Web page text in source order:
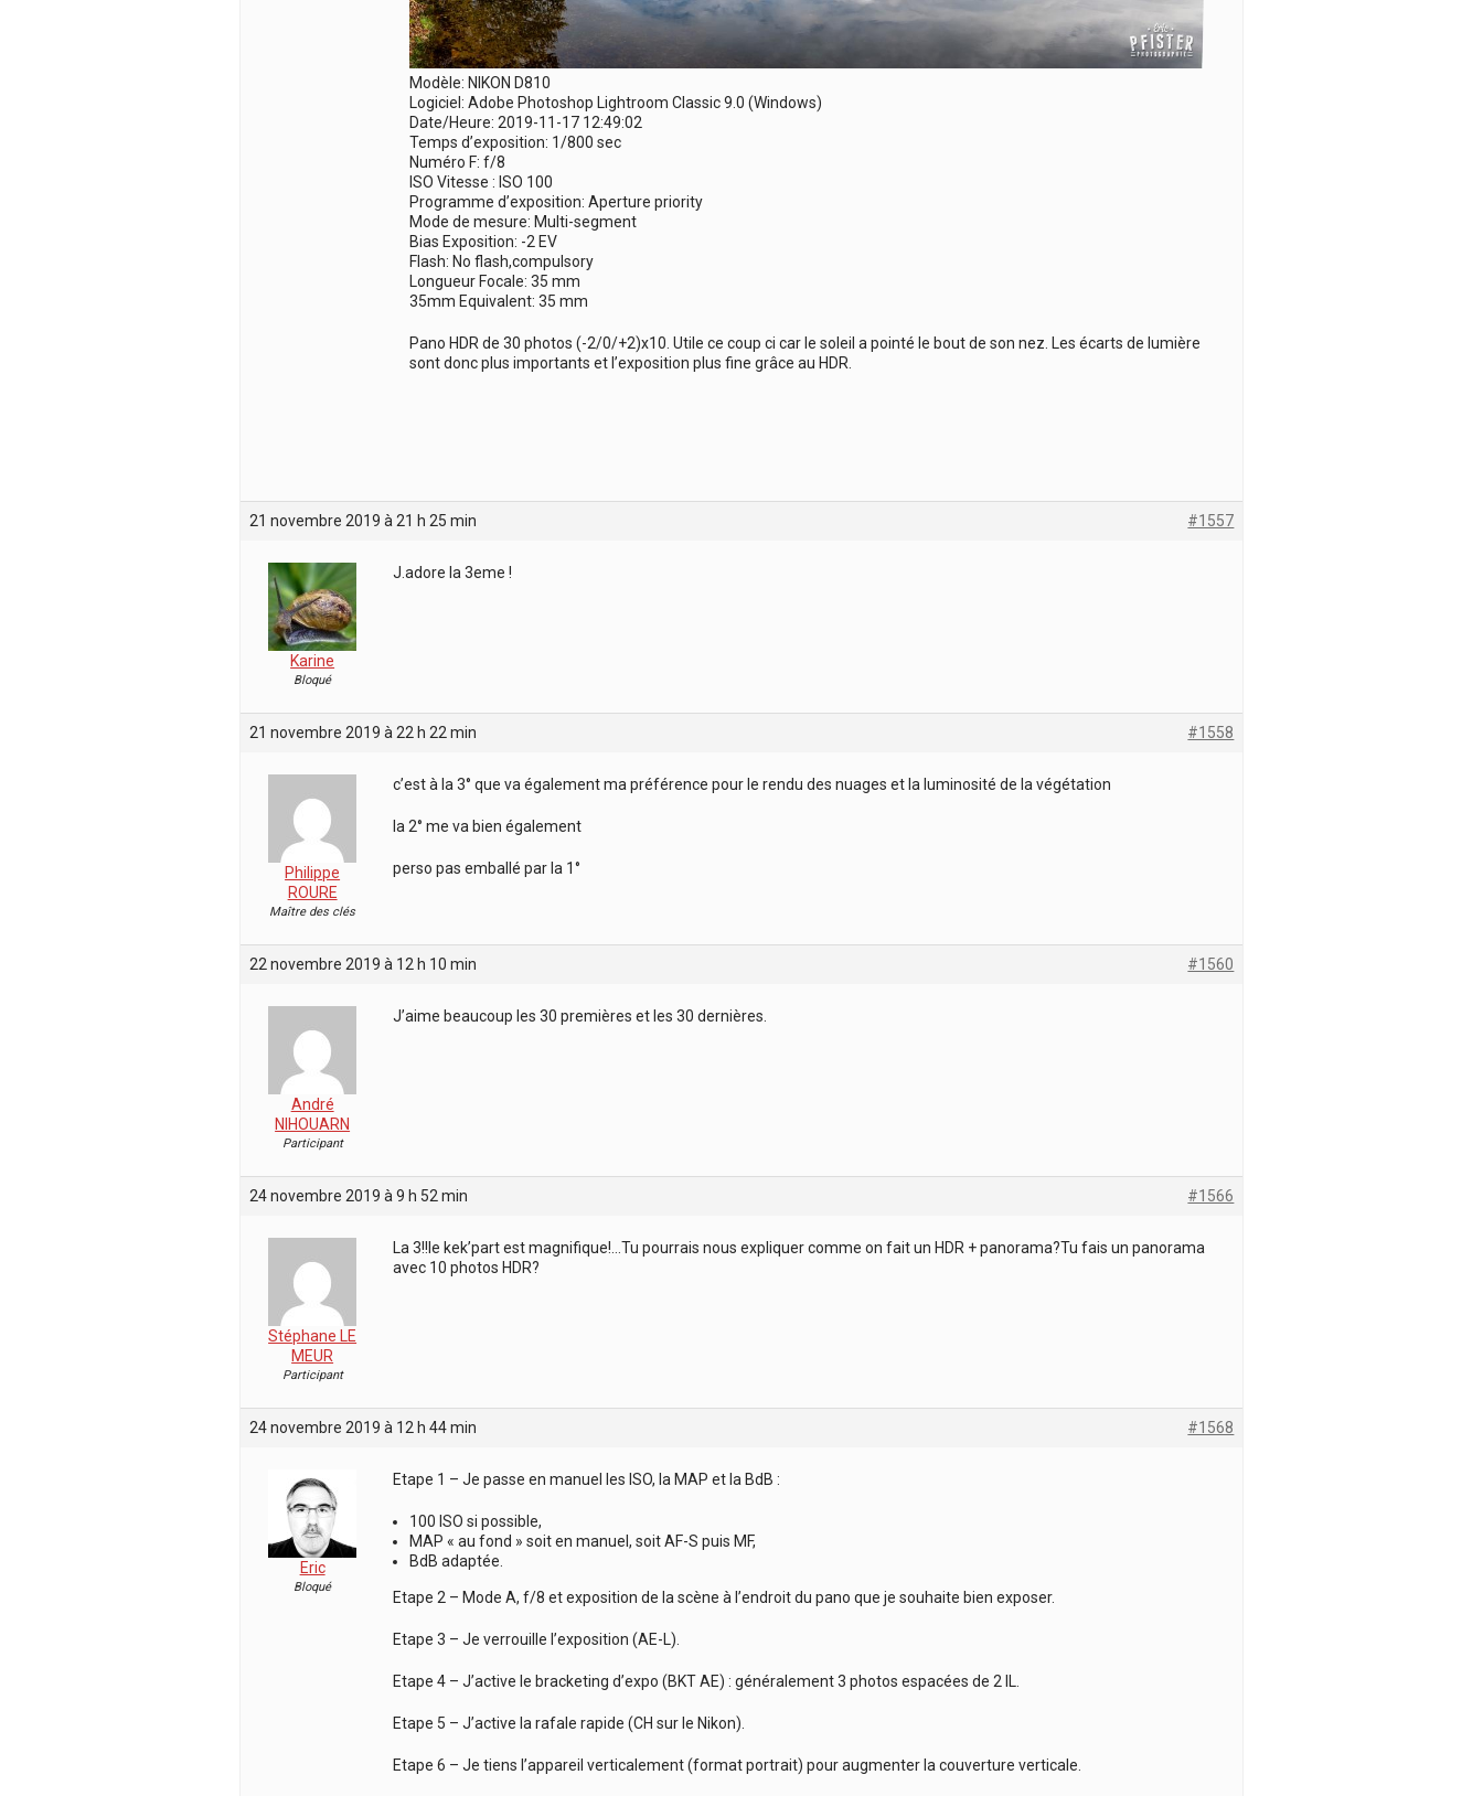
Modèle: NIKON D810
Logiciel: Adobe Photoshop Lightroom Classic 9.0 (Windows)
Date/Heure: 2019-11-17 12:49:02
Temps d’exposition: 1/800 sec
Numéro F: f/8
ISO Vitesse : ISO 100
Programme d’exposition: Aperture priority
Mode de mesure: Multi-segment
Bias Exposition: -2 EV
Flash: No flash,compulsory
Longueur Focale: 35 mm
35mm Equivalent: 35 mm
Pano HDR de 30 photos (-2/0/+2)x10. Utile ce coup ci car le soleil a pointé le bout de son nez. Les écarts de lumière
sont donc plus importants et l’exposition plus fine grâce au HDR.
21 novembre 2019 à 21 h 25 min #1557
Karine
Bloqué
J.adore la 3eme !
21 novembre 2019 à 22 h 22 min #1558
Philippe
ROURE
Maître des clés
c’est à la 3° que va également ma préférence pour le rendu des nuages et la luminosité de la végétation
la 2° me va bien également
perso pas emballé par la 1°
22 novembre 2019 à 12 h 10 min #1560
André
NIHOUARN
Participant
J’aime beaucoup les 30 premières et les 30 dernières.
24 novembre 2019 à 9 h 52 min #1566
Stéphane LE
MEUR
Participant
La 3!!le kek’part est magnifique!…Tu pourrais nous expliquer comme on fait un HDR + panorama?Tu fais un panorama
avec 10 photos HDR?
24 novembre 2019 à 12 h 44 min #1568
Eric
Bloqué
Etape 1 – Je passe en manuel les ISO, la MAP et la BdB :
100 ISO si possible,
MAP « au fond » soit en manuel, soit AF-S puis MF,
BdB adaptée.
Etape 2 – Mode A, f/8 et exposition de la scène à l’endroit du pano que je souhaite bien exposer.
Etape 3 – Je verrouille l’exposition (AE-L).
Etape 4 – J’active le bracketing d’expo (BKT AE) : généralement 3 photos espacées de 2 IL.
Etape 5 – J’active la rafale rapide (CH sur le Nikon).
Etape 6 – Je tiens l’appareil verticalement (format portrait) pour augmenter la couverture verticale.